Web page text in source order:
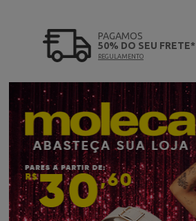
PAGAMOS
50% DO SEU FRETE*
REGULAMENTO